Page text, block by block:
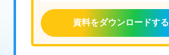
資料をダウンロードする